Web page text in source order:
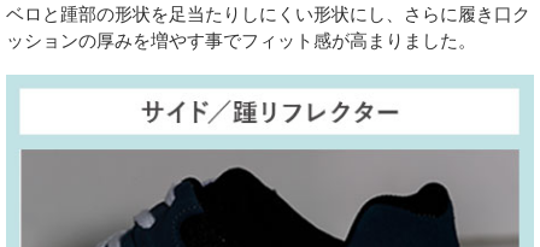
ベロと踵部の形状を足当たりしにくい形状にし、さらに履き口ク
ッションの厚みを増やす事でフィット感が高まりました。